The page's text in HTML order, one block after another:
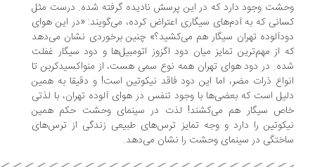
وجود دارد که در این پرسش نادیده گرفته شده. درست مثل
که به آدم‌های سیگاری اعتراض کرده، می‌گویند: «در این هوای
تهران سیگار هم می‌کشید؟» چنین برخوردی نشان می‌دهد
از مهم‌ترین تمایز میان دود اگزوز اتومبیل‌ها و دود سیگار غفلت
در دود هوای تهران همه نوع سمی هست، از منواکسیدکربن تا
ذرات مضر، اما این دود فاقد نیکوتین است! و دقیقا به همین
است که بعضی‌ها با وجود تنفس در هوای آلوده تهران، با لذتی
سیگار هم می‌کشند! لذت در سینمای وحشت حکم همین
را دارد و وجه تمایز ترس‌های طبیعی زندگی از ترس‌های
در سینمای وحشت را نشان می‌دهد.